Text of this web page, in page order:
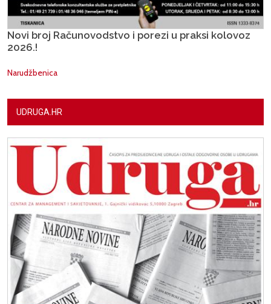
Novi broj Računovodstvo i porezi u praksi kolovoz
2026.!
Narudžbenica
UDRUGA.HR